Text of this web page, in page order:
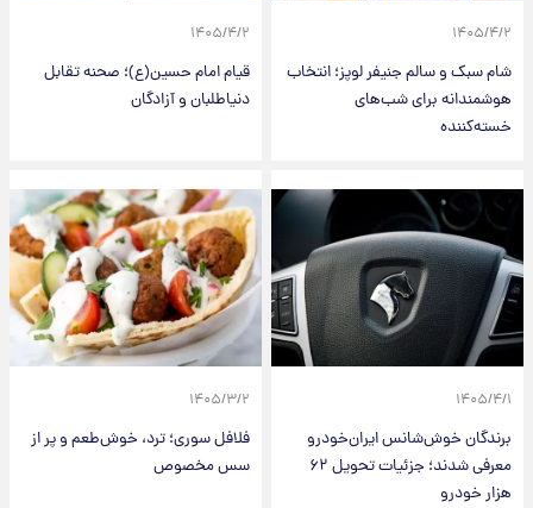
۱۴۰۵/۴/۲
شام سبک و سالم جنیفر لوپز؛ انتخاب
هوشمندانه برای شب‌های
خسته‌کننده
۱۴۰۵/۴/۲
قیام امام حسین(ع)؛ صحنه تقابل
دنیاطلبان و آزادگان
۱۴۰۵/۴/۱
برندگان خوش‌شانس ایران‌خودرو
معرفی شدند؛ جزئیات تحویل ۶۲
هزار خودرو
۱۴۰۵/۳/۲
فلافل سوری؛ ترد، خوش‌طعم و پر از
سس مخصوص